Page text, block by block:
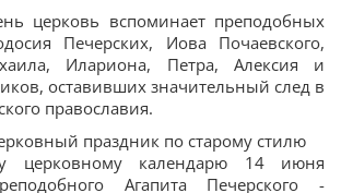
церковь вспоминает преподобных
Печерских, Иова Почаевского,
Илариона, Петра, Алексия и
оставивших значительный след в
православия.
праздник по старому стилю
церковному календарю 14 июня
Агапита Печерского -